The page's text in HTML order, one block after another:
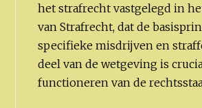
het strafrecht vastgelegd in
van Strafrecht, dat de
specifieke misdrijven en
deel van de wetgeving is
functioneren van de